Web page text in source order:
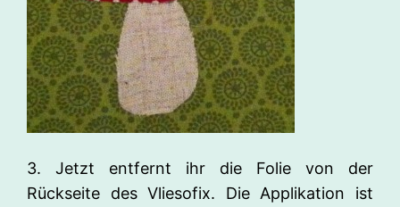
3. Jetzt entfernt ihr die Folie von der
Rückseite des Vliesofix. Die Applikation ist